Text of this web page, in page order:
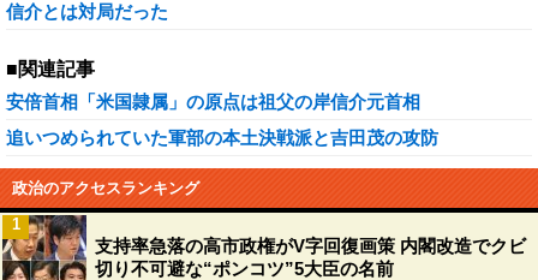
信介とは対局だった
■関連記事
安倍首相「米国隷属」の原点は祖父の岸信介元首相
追いつめられていた軍部の本土決戦派と吉田茂の攻防
政治のアクセスランキング
支持率急落の高市政権がV字回復画策 内閣改造でクビ
切り不可避な“ポンコツ”5大臣の名前
1